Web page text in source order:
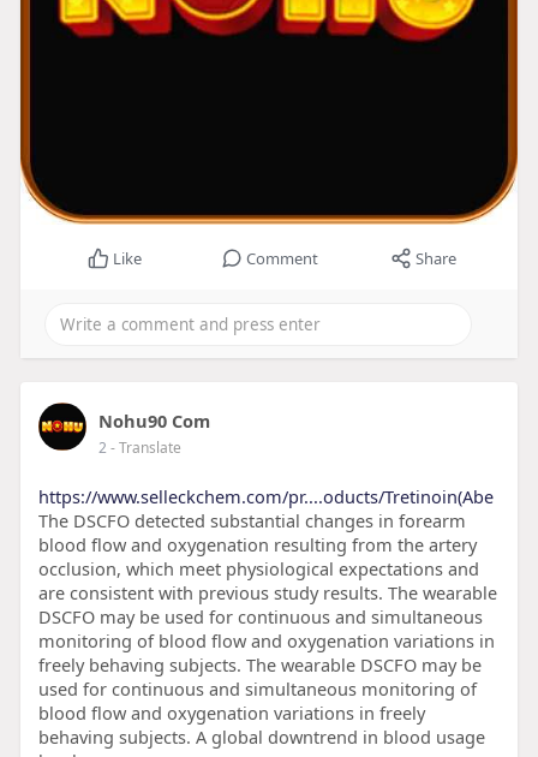
Like Comment Share
Nohu90 Com
2- Translate
https://www.selleckchem.com/pr....oducts/Tretinoin(Abe
The DSCFO detected substantial changes in forearm
blood flow and oxygenation resulting from the artery
occlusion, which meet physiological expectations and
are consistent with previous study results. The wearable
DSCFO may be used for continuous and simultaneous
monitoring of blood flow and oxygenation variations in
freely behaving subjects. The wearable DSCFO may be
used for continuous and simultaneous monitoring of
blood flow and oxygenation variations in freely
behaving subjects. A global downtrend in blood usage